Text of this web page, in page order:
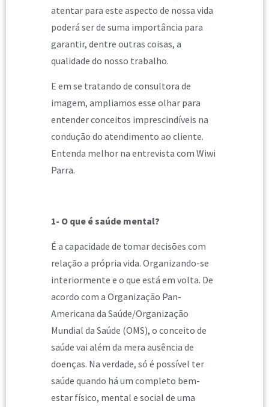
atentar para este aspecto de nossa vida
poderá ser de suma importância para
garantir, dentre outras coisas, a
qualidade do nosso trabalho.
E em se tratando de consultora de
imagem, ampliamos esse olhar para
entender conceitos imprescindíveis na
condução do atendimento ao cliente.
Entenda melhor na entrevista com Wiwi
Parra.
1- O que é saúde mental?
É a capacidade de tomar decisões com
relação a própria vida. Organizando-se
interiormente e o que está em volta. De
acordo com a Organização Pan-
Americana da Saúde/Organização
Mundial da Saúde (OMS), o conceito de
saúde vai além da mera ausência de
doenças. Na verdade, só é possível ter
saúde quando há um completo bem-
estar físico, mental e social de uma